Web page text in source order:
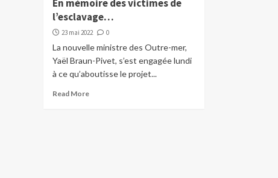
En mémoire des victimes de
l’esclavage…
23 mai 2022 0
La nouvelle ministre des Outre-mer,
Yaël Braun-Pivet, s’est engagée lundi
à ce qu’aboutisse le projet...
Read More